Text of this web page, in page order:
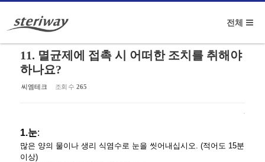
전체
11. 멸균제에 접촉 시 어떠한 조치를 취해야
하나요?
씨엠테크 조회 수 265
1.눈:
많은 양의 물이나 생리 식염수로 눈을 씻어내십시오. (적어도 15분
이상)
Sketchbook5, 스케치북5
Sketchbook5, 스케치북5